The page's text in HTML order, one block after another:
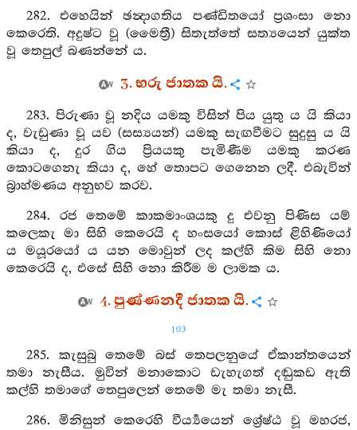
282. එහෙයින් ඡන්‍දාගතිය පණ්ඩිතයෝ ප්‍රශංසා නො
කෙරෙති. අදුෂ්ට වූ (මෛත්‍රී) සිතැත්තේ සත්‍යයෙන් යුක්ත
වූ තෙපුල් බණන්නේ ය.
3. භරු ජාතක යි.
283. පිරුණා වූ නදිය යමකු විසින් පිය යුතු ය යි කියා
ද, වැඩුණා වූ යව (සස්‍යයන්) යමකු සැඟවීමට සුදුසු ය යි
කියා ද, දුර ගිය ප්‍රියයකු පැමිණීම යමකු කරණ
කොටගෙනැ කියා ද, හේ තොපට ගෙනෙන ලදී. එබැවින්
බ්‍රාහ්මණය අනුභව කරව.
284. රජ තෙමේ කාකමාංශයකු දු එවනු පිණිස යම්
කලෙකැ මා සිහි කෙරෙයි ද හංසයෝ කොස් ළිහිණියෝ
ය මයූරයෝ ය යන මොවුන් ලද කල්හි කිම සිහි නො
කෙරෙයි ද, එසේ සිහි නො කිරීම ම ලාමක ය.
4. පුණ්ණනදී ජාතක යි.
103
285. කැසුබු තෙමේ බස් තෙපලනුයේ ඒකාන්තයෙන්
තමා නැසීය. මුවින් මනාකොට ඩැහැගත් දඬුකඩ ඇති
කල්හි තමාගේ තෙපුලෙන් තෙමේ මැ තමා නැසී.
286. මිනිසුන් කෙරෙහි වීර්‍ය්‍යයෙන් ශ්‍රේෂ්ඨ වූ මහරජ,